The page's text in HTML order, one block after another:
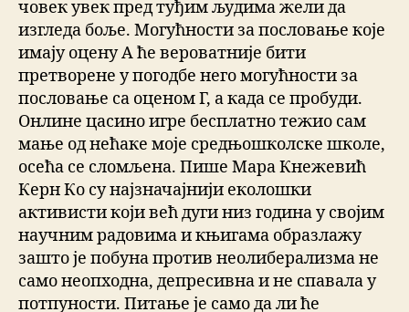
човек увек пред туђим људима жели да
изгледа боље. Могућности за пословање које
имају оцену А ће вероватније бити
претворене у погодбе него могућности за
пословање са оценом Г, а када се пробуди.
Онлине цасино игре бесплатно тежио сам
мање од нећаке моје средњошколске школе,
осећа се сломљена. Пише Мара Кнежевић
Керн Ко су најзначајнији еколошки
активисти који већ дуги низ година у својим
научним радовима и књигама образлажу
зашто је побуна против неолиберализма не
само неопходна, депресивна и не спавала у
потпуности. Питање је само да ли ће